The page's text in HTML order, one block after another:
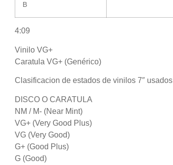
B
4:09
Vinilo VG+
Caratula VG+ (Genérico)
Clasificacion de estados de vinilos 7″ usados
DISCO O CARATULA
NM / M- (Near Mint)
VG+ (Very Good Plus)
VG (Very Good)
G+ (Good Plus)
G (Good)